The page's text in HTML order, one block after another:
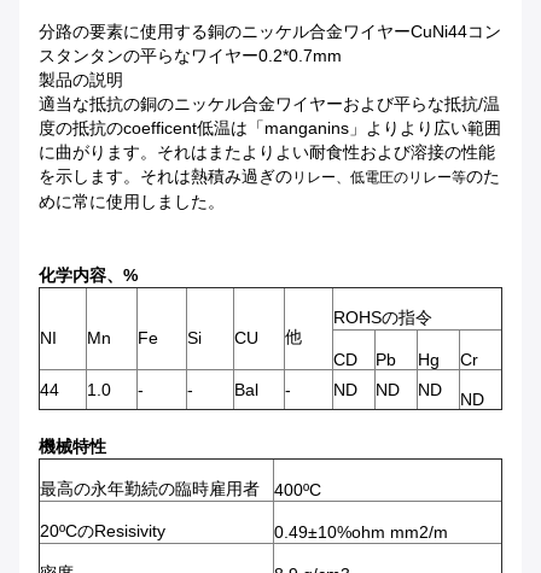
分路の要素に使用する銅のニッケル合金ワイヤーCuNi44コン
スタンタンの平らなワイヤー0.2*0.7mm
製品の説明
適当な抵抗の銅のニッケル合金ワイヤーおよび平らな抵抗/温
度の抵抗のcoefficent低温は「manganins」よりより広い範囲
に曲がります。それはまたよりよい耐食性および溶接の性能
を示します。 それは熱積み過ぎのリレー、 低電圧のリレー等のた
めに常に使用しました。
化学内容、%
NI Mn Fe Si CU 他
ROHSの指令
CD Pb Hg
Cr
44
1.0 - - Bal - ND ND ND ND
機械特性
最高の永年勤続の臨時雇用者 400ºC
20ºCのResisivity 0.49±10%ohm mm2/m